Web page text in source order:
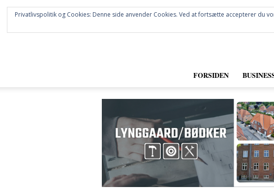
FORSIDEN
Privatlivspolitik og Cookies: Denne side anvender Cookies. Ved at fortsætte accepterer du